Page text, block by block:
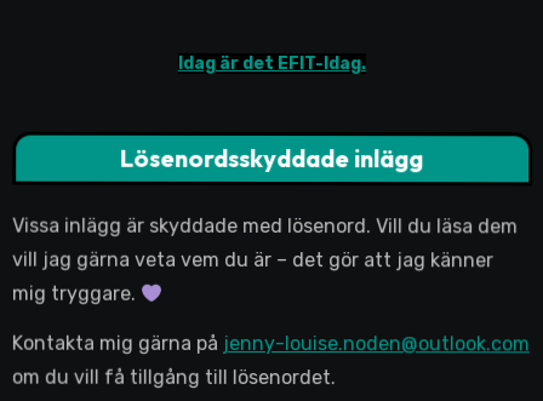
Idag är det EFIT-Idag.
Lösenordsskyddade inlägg
Vissa inlägg är skyddade med lösenord. Vill du läsa dem
vill jag gärna veta vem du är – det gör att jag känner
mig tryggare.
Kontakta mig gärna på jenny-louise.noden@outlook.com
om du vill få tillgång till lösenordet.